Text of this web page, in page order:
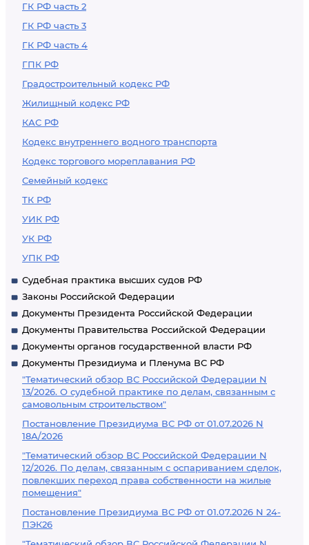
ГК РФ часть 2
ГК РФ часть 3
ГК РФ часть 4
ГПК РФ
Градостроительный кодекс РФ
Жилищный кодекс РФ
КАС РФ
Кодекс внутреннего водного транспорта
Кодекс торгового мореплавания РФ
Семейный кодекс
ТК РФ
УИК РФ
УК РФ
УПК РФ
Судебная практика высших судов РФ
Законы Российской Федерации
Документы Президента Российской Федерации
Документы Правительства Российской Федерации
Документы органов государственной власти РФ
Документы Президиума и Пленума ВС РФ
"Тематический обзор ВС Российской Федерации N
13/2026. О судебной практике по делам, связанным с
самовольным строительством"
Постановление Президиума ВС РФ от 01.07.2026 N
18А/2026
"Тематический обзор ВС Российской Федерации N
12/2026. По делам, связанным с оспариванием сделок,
повлекших переход права собственности на жилые
помещения"
Постановление Президиума ВС РФ от 01.07.2026 N 24-
ПЭК26
для взлета, посадки,
руления и стоянки
оборудованию
авиационной
электросвязи,
используемым для
обслуживания
воздушного
движения